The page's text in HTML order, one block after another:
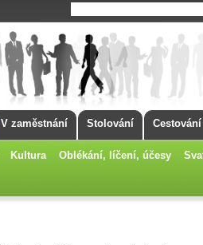
V zaměstnání Stolování Cestování
Kultura Oblékání, líčení, účesy